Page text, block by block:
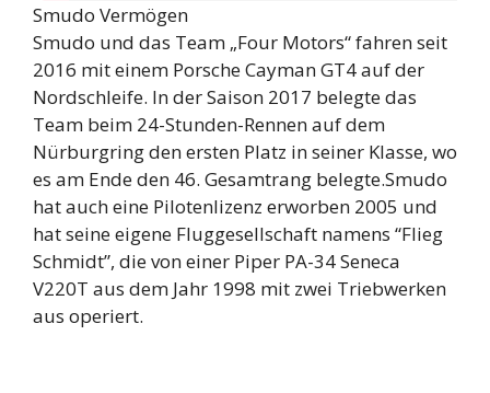
Smudo Vermögen
Smudo und das Team „Four Motors“ fahren seit
2016 mit einem Porsche Cayman GT4 auf der
Nordschleife. In der Saison 2017 belegte das
Team beim 24-Stunden-Rennen auf dem
Nürburgring den ersten Platz in seiner Klasse, wo
es am Ende den 46. Gesamtrang belegte.Smudo
hat auch eine Pilotenlizenz erworben 2005 und
hat seine eigene Fluggesellschaft namens “Flieg
Schmidt”, die von einer Piper PA-34 Seneca
V220T aus dem Jahr 1998 mit zwei Triebwerken
aus operiert.